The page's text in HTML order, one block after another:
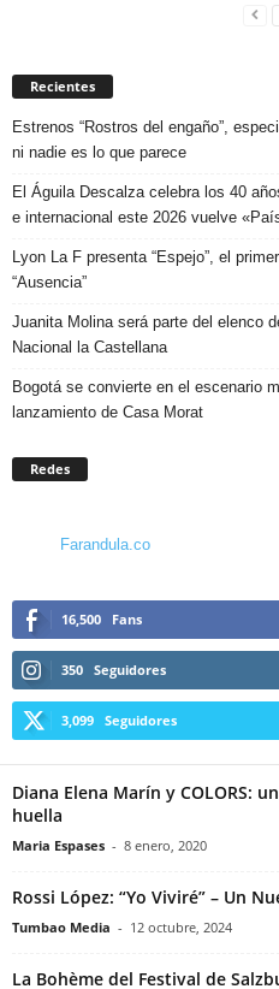
Recientes
Estrenos “Rostros del engaño”,
ni nadie es lo que parece
El Águila Descalza celebra los 40
e internacional este 2026 vuelve
Lyon La F presenta “Espejo”, el
“Ausencia”
Juanita Molina será parte del elenco
Nacional la Castellana
Bogotá se convierte en el escenario
lanzamiento de Casa Morat
Redes
Farandula.co
16,500 Fans
350 Seguidores
3,099 Seguidores
Diana Elena Marín y COLORS:
huella
Maria Espases - 8 enero, 2020
Rossi López: “Yo Viviré” – Un
Tumbao Media - 12 octubre, 2024
La Bohème del Festival de